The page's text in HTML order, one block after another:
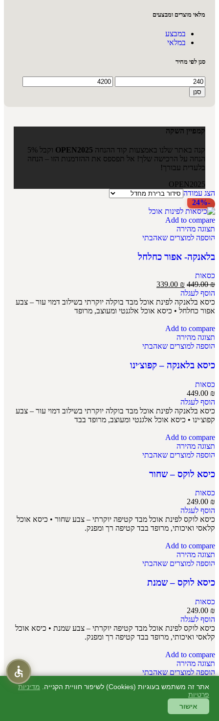
מלאי מוצרים ומבצעים
במבצע
במלאי
סנן לפי מחיר
סנן
קמפיין השקה
קנה באתר שלנו באמצעות קוד ההנחה OPEN2025
וקבל 5%
הנחה על הרכישה שלך! אל תפספס את ההזדמנות הזו – הנחה
בלעדית עבורך!
OPEN2025
הצג עמודה
-24%
Add to compare
תצוגה מהירה
הוספה למוצרים שאהבתי
בלאנקה- אפור כחלחל
כסאות
449.00₪
339.00 ₪
הוסף לעגלה
כיסא בלאנקה לפינת אוכל מבד בוקלה יוקרתי בשילוב דמוי עור – צבע
אפור כחלחל • כיסא אוכל אלגנטי ומעוצב, מרופד
Add to compare
תצוגה מהירה
הוספה למוצרים שאהבתי
כיסא בלאנקה – קפוצ׳ינו
כסאות
449.00 ₪
הוסף לעגלה
כיסא בלאנקה לפינת אוכל מבד בוקלה יוקרתי בשילוב דמוי עור – צבע
קפוצ׳ינו • כיסא אוכל אלגנטי ומעוצב, מרופד בבד
Add to compare
תצוגה מהירה
הוספה למוצרים שאהבתי
כיסא לוקס – שחור
כסאות
249.00 ₪
הוסף לעגלה
כיסא לוקס לפינת אוכל מבד קטיפה יוקרתי – צבע שחור • כיסא אוכל
קלאסי ואיכותי, מרופד בבד קטיפה רך ומפנק.
Add to compare
תצוגה מהירה
הוספה למוצרים שאהבתי
כיסא לוקס – שמנת
כסאות
249.00 ₪
הוסף לעגלה
כיסא לוקס לפינת אוכל מבד קטיפה יוקרתי – צבע שמנת • כיסא אוכל
קלאסי ואיכותי, מרופד בבד קטיפה רך ומפנק.
Add to compare
תצוגה מהירה
הוספה למוצרים שאהבתי
כיסא מיקה – אפור
כסאות
אתר זה משתמש בעוגיות (Cookies) לשיפור חוויית הקנייה.
מדיניות
פרטיות
אישור